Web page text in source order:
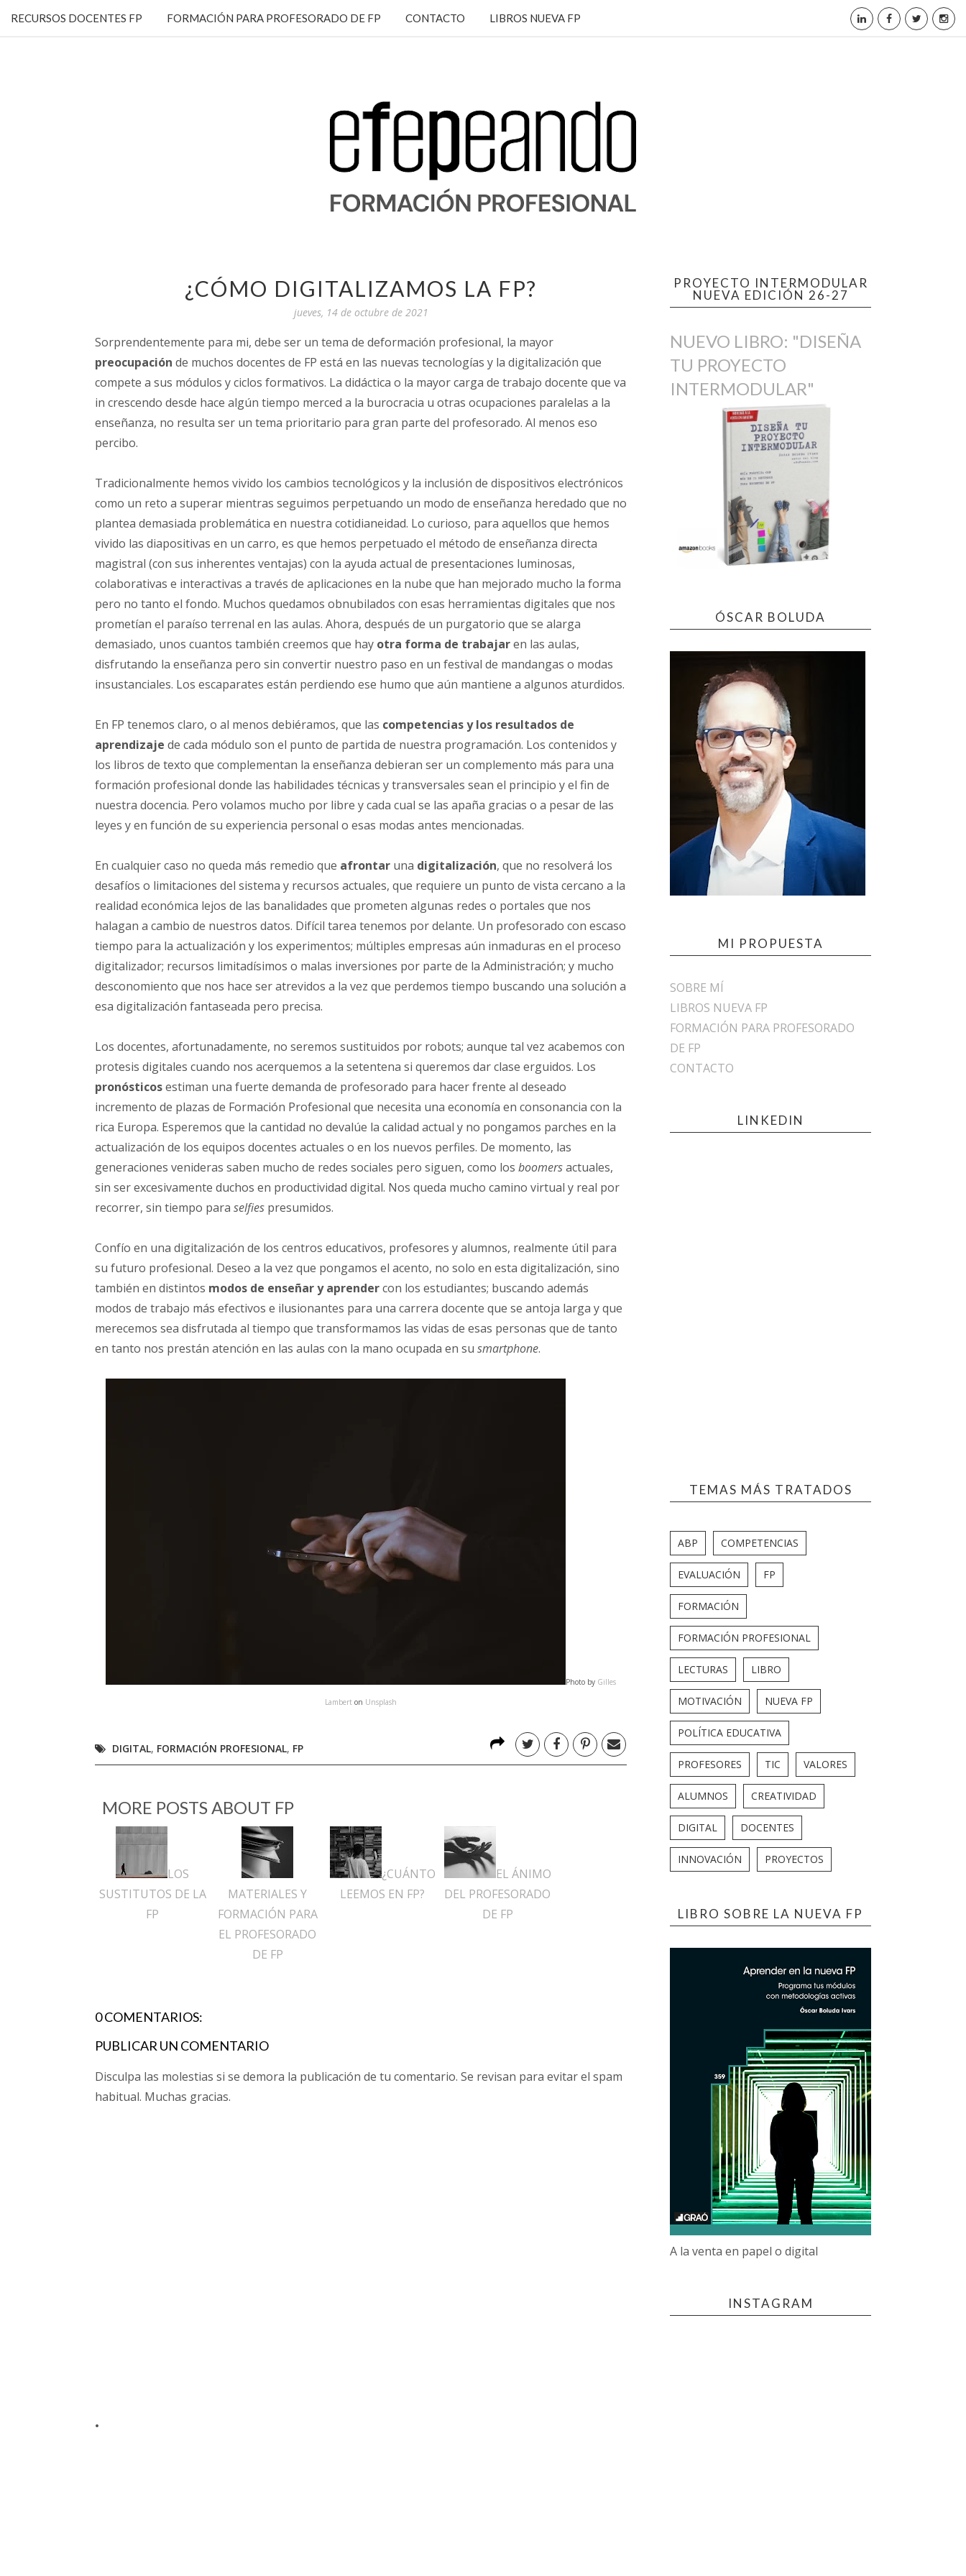
RECURSOS DOCENTES FP FORMACIÓN PARA PROFESORADO DE FP CONTACTO LIBROS NUEVA FP
¿CÓMO DIGITALIZAMOS LA FP?
jueves, 14 de octubre de 2021
Sorprendentemente para mi, debe ser un tema de deformación profesional, la mayor
preocupación de muchos docentes de FP está en las nuevas tecnologías y la digitalización que
compete a sus módulos y ciclos formativos. La didáctica o la mayor carga de trabajo docente que va
in crescendo desde hace algún tiempo merced a la burocracia u otras ocupaciones paralelas a la
enseñanza, no resulta ser un tema prioritario para gran parte del profesorado. Al menos eso
percibo.
Tradicionalmente hemos vivido los cambios tecnológicos y la inclusión de dispositivos electrónicos
como un reto a superar mientras seguimos perpetuando un modo de enseñanza heredado que no
plantea demasiada problemática en nuestra cotidianeidad. Lo curioso, para aquellos que hemos
vivido las diapositivas en un carro, es que hemos perpetuado el método de enseñanza directa
magistral (con sus inherentes ventajas) con la ayuda actual de presentaciones luminosas,
colaborativas e interactivas a través de aplicaciones en la nube que han mejorado mucho la forma
pero no tanto el fondo. Muchos quedamos obnubilados con esas herramientas digitales que nos
prometían el paraíso terrenal en las aulas. Ahora, después de un purgatorio que se alarga
demasiado, unos cuantos también creemos que hay otra forma de trabajaren las aulas,
disfrutando la enseñanza pero sin convertir nuestro paso en un festival de mandangas o modas
insustanciales. Los escaparates están perdiendo ese humo que aún mantiene a algunos aturdidos.
En FP tenemos claro, o al menos debiéramos, que las competencias y los resultados de
aprendizaje de cada módulo son el punto de partida de nuestra programación. Los contenidos y
los libros de texto que complementan la enseñanza debieran ser un complemento más para una
formación profesional donde las habilidades técnicas y transversales sean el principio y el fin de
nuestra docencia. Pero volamos mucho por libre y cada cual se las apaña gracias o a pesar de las
leyes y en función de su experiencia personal o esas modas antes mencionadas.
En cualquier caso no queda más remedio que afrontar una digitalización, que no resolverá los
desafíos o limitaciones del sistema y recursos actuales, que requiere un punto de vista cercano a la
realidad económica lejos de las banalidades que prometen algunas redes o portales que nos
halagan a cambio de nuestros datos. Difícil tarea tenemos por delante. Un profesorado con escaso
tiempo para la actualización y los experimentos; múltiples empresas aún inmaduras en el proceso
digitalizador; recursos limitadísimos o malas inversiones por parte de la Administración; y mucho
desconomiento que nos hace ser atrevidos a la vez que perdemos tiempo buscando una solución a
esa digitalización fantaseada pero precisa.
Los docentes, afortunadamente, no seremos sustituidos por robots; aunque tal vez acabemos con
protesis digitales cuando nos acerquemos a la setentena si queremos dar clase erguidos. Los
pronósticosestiman una fuerte demanda de profesorado para hacer frente al deseado
incremento de plazas de Formación Profesional que necesita una economía en consonancia con la
rica Europa. Esperemos que la cantidad no devalúe la calidad actual y no pongamos parches en la
actualización de los equipos docentes actuales o en los nuevos perfiles. De momento, las
generaciones venideras saben mucho de redes sociales pero siguen, como los boomersactuales,
sin ser excesivamente duchos en productividad digital. Nos queda mucho camino virtual y real por
recorrer, sin tiempo para selfies presumidos.
Confío en una digitalización de los centros educativos, profesores y alumnos, realmente útil para
su futuro profesional. Deseo a la vez que pongamos el acento, no solo en esta digitalización, sino
también en distintos modos de enseñar y aprendercon los estudiantes; buscando además
modos de trabajo más efectivos e ilusionantes para una carrera docente que se antoja larga y que
merecemos sea disfrutada al tiempo que transformamos las vidas de esas personas que de tanto
en tanto nos prestán atención en las aulas con la mano ocupada en su smartphone.
Photo by Gilles
Lambert on Unsplash
DIGITAL, FORMACIÓN PROFESIONAL, FP
MORE POSTS ABOUT FP
LOS
SUSTITUTOS DE LA
FP
MATERIALES Y
FORMACIÓN PARA
EL PROFESORADO
DE FP
¿CUÁNTO
LEEMOS EN FP?
EL ÁNIMO
DEL PROFESORADO
DE FP
0 COMENTARIOS:
PUBLICAR UN COMENTARIO
Disculpa las molestias si se demora la publicación de tu comentario. Se revisan para evitar el spam
habitual. Muchas gracias.
.
PROYECTO INTERMODULAR
NUEVA EDICIÓN 26-27
NUEVO LIBRO: "DISEÑA
TU PROYECTO
INTERMODULAR"
ÓSCAR BOLUDA
MI PROPUESTA
SOBRE MÍ
LIBROS NUEVA FP
FORMACIÓN PARA PROFESORADO
DE FP
CONTACTO
LINKEDIN
TEMAS MÁS TRATADOS
ABP COMPETENCIAS
EVALUACIÓN FP
FORMACIÓN
FORMACIÓN PROFESIONAL
LECTURAS LIBRO
MOTIVACIÓN NUEVA FP
POLÍTICA EDUCATIVA
PROFESORES TIC VALORES
ALUMNOS CREATIVIDAD
DIGITAL DOCENTES
INNOVACIÓN PROYECTOS
LIBRO SOBRE LA NUEVA FP
A la venta en papel o digital
INSTAGRAM